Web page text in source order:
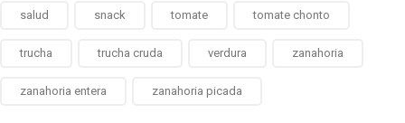
salud snack tomate tomate chonto
trucha trucha cruda verdura zanahoria
zanahoria entera zanahoria picada